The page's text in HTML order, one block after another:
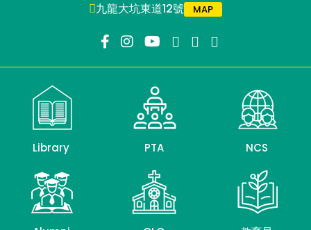
九龍大坑東道12號
MAP
Library PTA NCS